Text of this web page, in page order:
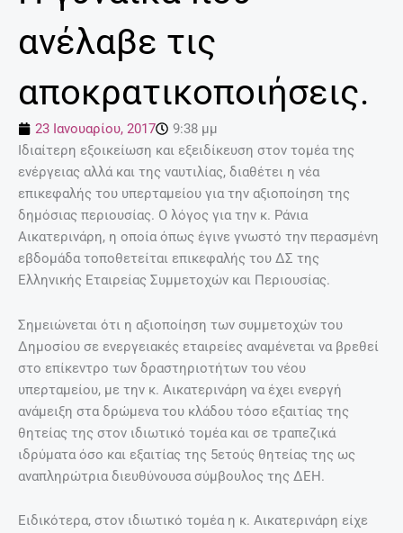
ανέλαβε τις
αποκρατικοποιήσεις.
23 Ιανουαρίου, 2017
9:38 μμ
Ιδιαίτερη εξοικείωση και εξειδίκευση στον τομέα της
ενέργειας αλλά και της ναυτιλίας, διαθέτει η νέα
επικεφαλής του υπερταμείου για την αξιοποίηση της
δημόσιας περιουσίας. Ο λόγος για την κ. Ράνια
Αικατερινάρη, η οποία όπως έγινε γνωστό την περασμένη
εβδομάδα τοποθετείται επικεφαλής του ΔΣ της
Ελληνικής Εταιρείας Συμμετοχών και Περιουσίας.
Σημειώνεται ότι η αξιοποίηση των συμμετοχών του
Δημοσίου σε ενεργειακές εταιρείες αναμένεται να βρεθεί
στο επίκεντρο των δραστηριοτήτων του νέου
υπερταμείου, με την κ. Αικατερινάρη να έχει ενεργή
ανάμειξη στα δρώμενα του κλάδου τόσο εξαιτίας της
θητείας της στον ιδιωτικό τομέα και σε τραπεζικά
ιδρύματα όσο και εξαιτίας της 5ετούς θητείας της ως
αναπληρώτρια διευθύνουσα σύμβουλος της ΔΕΗ.
Ειδικότερα, στον ιδιωτικό τομέα η κ. Αικατερινάρη είχε